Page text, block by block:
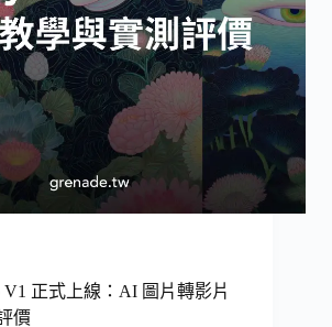
V1 正式上線：AI 圖片轉影片
價